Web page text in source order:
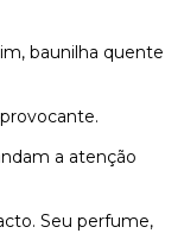
baunilha quente
a atenção
Seu perfume,